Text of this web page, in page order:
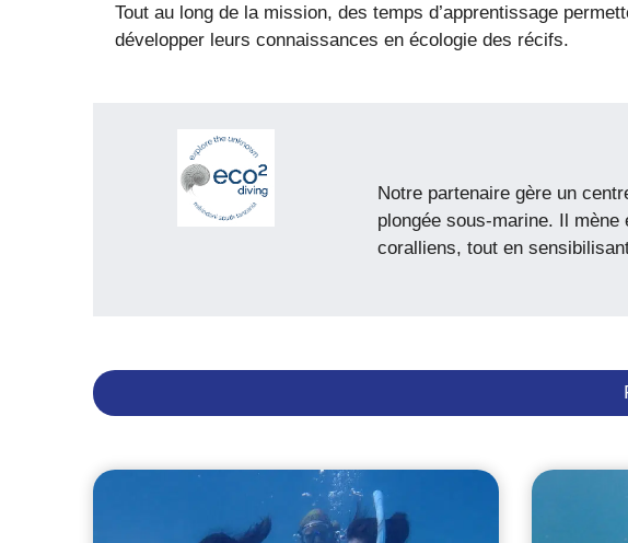
Tout au long de la mission, des temps d’apprentissage
développer leurs connaissances en écologie des récifs.
Notre partenaire gère un
plongée sous-marine. Il
coralliens, tout en